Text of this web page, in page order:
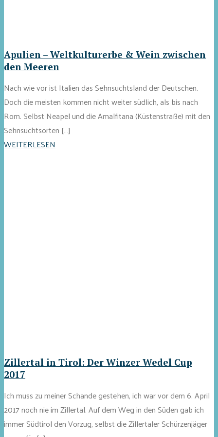
Apulien – Weltkulturerbe & Wein zwischen
den Meeren
Nach wie vor ist Italien das Sehnsuchtsland der Deutschen.
Doch die meisten kommen nicht weiter südlich, als bis nach
Rom. Selbst Neapel und die Amalfitana (Küstenstraße) mit den
Sehnsuchtsorten […]
WEITERLESEN
Zillertal in Tirol: Der Winzer Wedel Cup
2017
Ich muss zu meiner Schande gestehen, ich war vor dem 6. April
2017 noch nie im Zillertal. Auf dem Weg in den Süden gab ich
immer Südtirol den Vorzug, selbst die Zillertaler Schürzenjäger